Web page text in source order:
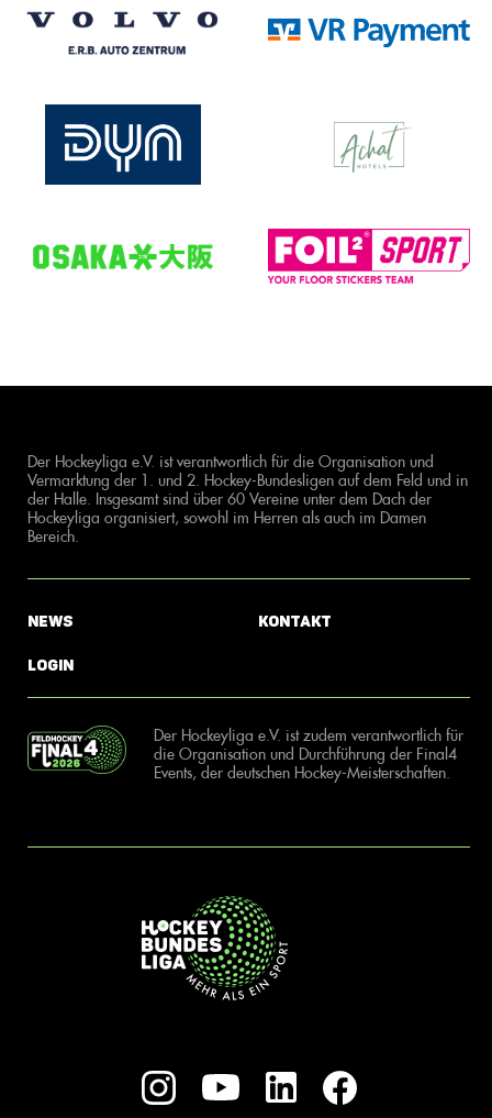
Der Hockeyliga e.V. ist verantwortlich für die Organisation und
Vermarktung der 1. und 2. Hockey-Bundesligen auf dem Feld und in
der Halle. Insgesamt sind über 60 Vereine unter dem Dach der
Hockeyliga organisiert, sowohl im Herren als auch im Damen
Bereich.
News
Login
Kontakt
Der Hockeyliga e.V. ist zudem verantwortlich für
die Organisation und Durchführung der Final4
Events, der deutschen Hockey-Meisterschaften.